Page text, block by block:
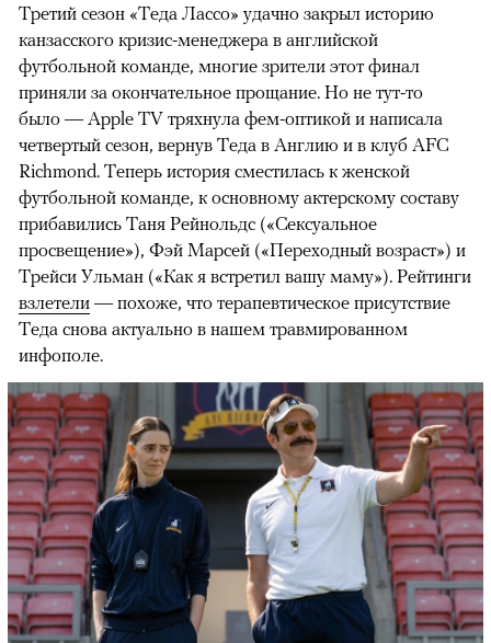
00:00 / 00:00
Третий сезон «Теда Лассо» удачно закрыл историю
канзасского кризис-менеджера в английской
футбольной команде, многие зрители этот финал
приняли за окончательное прощание. Но не тут-то
было — Apple TV тряхнула фем-оптикой и написала
четвертый сезон, вернув Теда в Англию и в клуб AFC
Richmond. Теперь история сместилась к женской
футбольной команде, к основному актерскому составу
прибавились Таня Рейнольдс («Сексуальное
просвещение»), Фэй Марсей («Переходный возраст») и
Трейси Ульман («Как я встретил вашу маму»). Рейтинги
взлетели — похоже, что терапевтическое присутствие
Теда снова актуально в нашем травмированном
инфополе.